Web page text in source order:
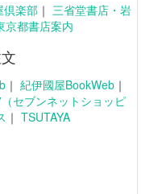
倶楽部 ｜ 三省堂書店・岩
京都書店案内
｜ 紀伊國屋BookWeb ｜
セブンネットショッピ
｜ TSUTAYA